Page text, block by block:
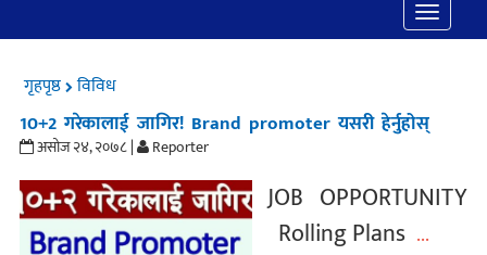
Toggle
गृहपृष्ठ विविध
10+2 गरेकालाई जागिर! Brand promoter यसरी हेर्नुहोस्
असोज २४, २०७८ | Reporter
JOB OPPORTUNITY
Rolling Plans ...